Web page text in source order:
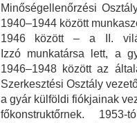
Minőségellenőrzési
1940–1944 között
1946 között – a II.
Izzó munkatársa lett, a
1946–1948 között az
Szerkesztési Osztály
a gyár külföldi fiókjainak
főkonstruktőrnek.